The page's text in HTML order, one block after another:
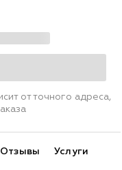
от точного адреса,
Отзывы Услуги